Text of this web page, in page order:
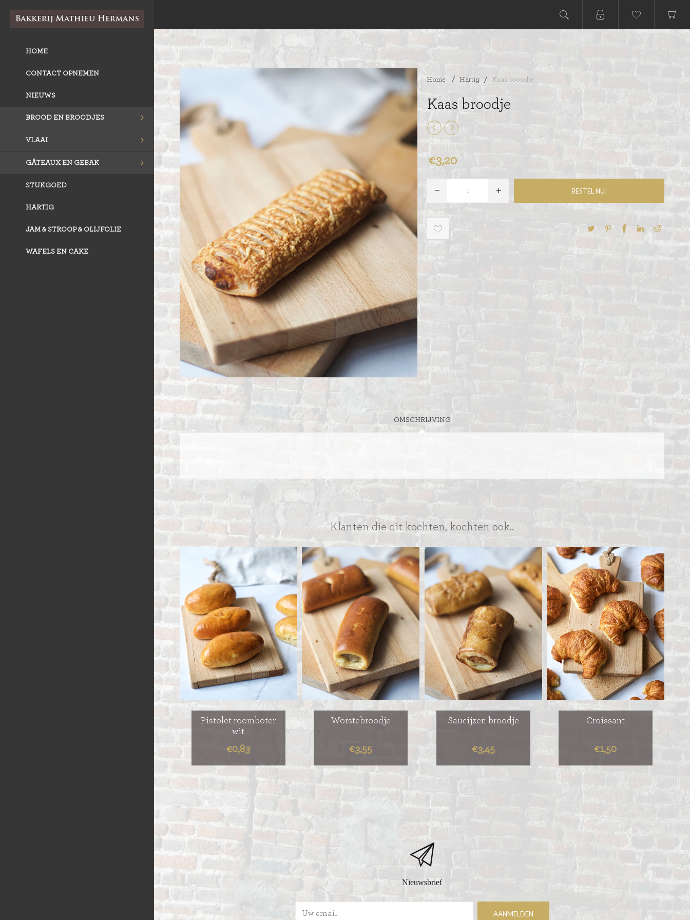
HOME
CONTACT OPNEMEN
NIEUWS
BROOD EN BROODJES
VLOERBROOD
BUSBRODEN
GEVULD BROOD
BROODJES
CROISSANTS
STOKBROOD
VLAAI
VLAAI TRADITIONEEL
OPEN VLAAI
SEIZOEN VLAAI
GÂTEAUX EN GEBAK
MERENGUE TAARTEN
ROYAL TAARTEN
BAVAROISE TAARTEN
STUKGOED
HARTIG
JAM & STROOP & OLIJFOLIE
WAFELS EN CAKE
Home / Hartig / Kaas broodje
Kaas broodje
€3,20
OMSCHRIJVING
Klanten die dit kochten, kochten ook..
Pistolet roomboter
wit
€0,83
Worstebroodje
€3,55
Saucijzen broodje
€3,45
Croissant
€1,50
Nieuwsbrief